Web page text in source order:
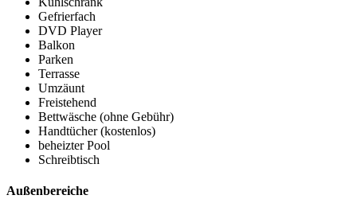
Gefrierfach
DVD Player
Balkon
Parken
Terrasse
Umzäunt
Freistehend
Bettwäsche (ohne Gebühr)
Handtücher (kostenlos)
beheizter Pool
Schreibtisch
Außenbereiche